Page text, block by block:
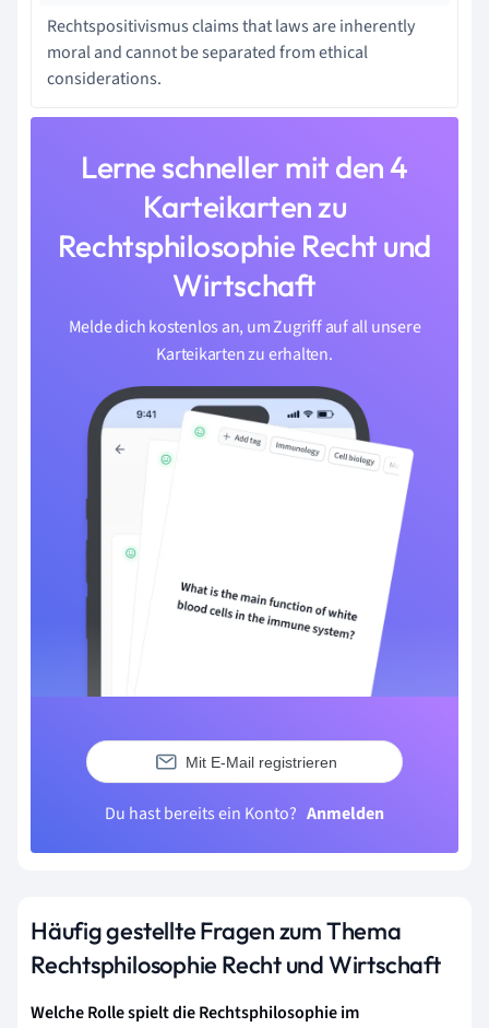
Rechtspositivismus claims that laws are inherently
moral and cannot be separated from ethical
considerations.
Lerne schneller mit den 4
Karteikarten zu
Rechtsphilosophie Recht und
Wirtschaft
Melde dich kostenlos an, um Zugriff auf all unsere
Karteikarten zu erhalten.
Mit E-Mail registrieren
Du hast bereits ein Konto? Anmelden
Häufig gestellte Fragen zum Thema
Rechtsphilosophie Recht und Wirtschaft
Welche Rolle spielt die Rechtsphilosophie im